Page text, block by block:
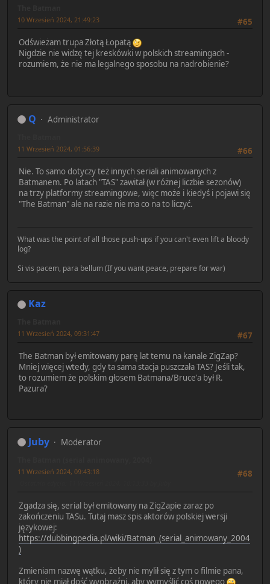
#65
10 Wrzesień 2024, 21:49:23
Odświeżam trupa Złotą Łopatą
Nigdzie nie widzę tej kreskówki w polskich streamingach -
rozumiem, że nie ma legalnego sposobu na nadrobienie?
Q Administrator
#66
11 Wrzesień 2024, 01:56:39
Nie. To samo dotyczy też innych seriali animowanych z
Batmanem. Po latach "TAS" zawitał (w różnej liczbie sezonów)
na trzy platformy streamingowe, więc może i kiedyś i pojawi się
"The Batman" ale na razie nie ma co na to liczyć.
What was the point of all those push-ups if you can't even lift a bloody
log?
Si vis pacem, para bellum (If you want peace, prepare for war)
Kaz
#67
11 Wrzesień 2024, 09:31:47
The Batman był emitowany parę lat temu na kanale ZigZap?
Mniej więcej wtedy, gdy ta sama stacja puszczała TAS? Jeśli tak,
to rozumiem że polskim głosem Batmana/Bruce'a był R.
Pazura?
Juby Moderator
#68
11 Wrzesień 2024, 09:43:18
Zgadza się, serial był emitowany na ZigZapie zaraz po
zakończeniu TASu. Tutaj masz spis aktorów polskiej wersji
językowej:
https://dubbingpedia.pl/wiki/Batman_(serial_animowany_2004
)
Zmieniam nazwę wątku, żeby nie mylił się z tym o filmie pana,
który nie miał dość wyobraźni, aby wymyślić coś nowego